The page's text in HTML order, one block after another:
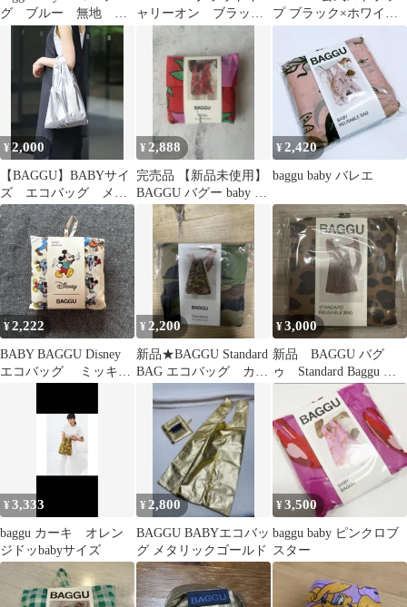
グ ブルー 無地 廃
盤品
ャリーオン ブラッ
ク 黒 新品
プ ブラック×ホワイト
ロゴ 日本限定
¥2,000
【BAGGU】BABYサイ
ズ エコバッグ メタ
リックシルバー
¥ 2,888
完売品 【新品未使用】
BAGGU バグー baby ト
マト ハート
¥2,420
baggu baby バレエ
¥2,222
BABY BAGGU Disney
エコバッグ ミッキー
¥ 2,200
新品★BAGGU Standard
BAG エコバッグ カモ
¥3,000
新品 BAGGU バグ
ゥ Standard Baggu レ
オパード
¥3,333
baggu カーキ オレン
ジドッbabyサイズ
¥ 2,800
BAGGU BABYエコバッ
グ メタリックゴールド
¥3,500
baggu baby ピンクロブ
スター